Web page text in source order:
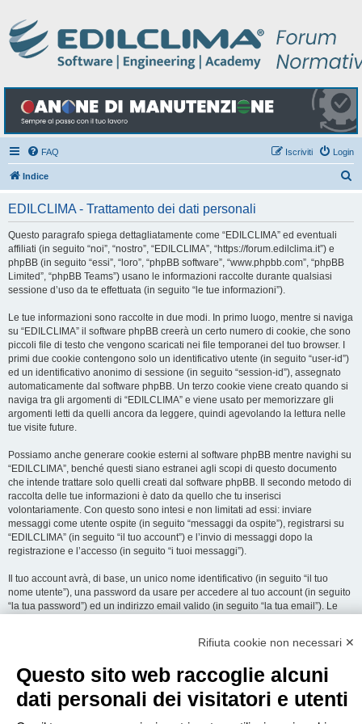
FAQ Login
Iscriviti
Indice
EDILCLIMA - Trattamento dei dati personali
Questo paragrafo spiega dettagliatamente come “EDILCLIMA” ed eventuali
affiliati (in seguito “noi”, “nostro”, “EDILCLIMA”, “https://forum.edilclima.it”) e
phpBB (in seguito “essi”, “loro”, “phpBB software”, “www.phpbb.com”, “phpBB
Limited”, “phpBB Teams”) usano le informazioni raccolte durante qualsiasi
sessione d’uso da te effettuata (in seguito “le tue informazioni”).
Le tue informazioni sono raccolte in due modi. In primo luogo, mentre si naviga
su “EDILCLIMA” il software phpBB creerà un certo numero di cookie, che sono
piccoli file di testo che vengono scaricati nei file temporanei del tuo browser. I
primi due cookie contengono solo un identificativo utente (in seguito “user-id”)
ed un identificativo anonimo di sessione (in seguito “session-id”), assegnato
automaticamente dal software phpBB. Un terzo cookie viene creato quando si
naviga tra gli argomenti di “EDILCLIMA” e viene usato per memorizzare gli
argomenti letti da quelli ancora da leggere, quindi agevolando la lettura nelle
tue visite future.
Possiamo anche generare cookie esterni al software phpBB mentre navighi su
“EDILCLIMA”, benché questi siano estranei agli scopi di questo documento
che intende trattare solo quelli creati dal software phpBB. Il secondo metodo di
raccolta delle tue informazioni è dato da quello che tu inserisci
volontariamente. Con questo sono intesi e non limitati ad essi: inviare
messaggi come utente ospite (in seguito “messaggi da ospite”), registrarsi su
“EDILCLIMA” (in seguito “il tuo account”) e l’invio di messaggi dopo la
registrazione e l’accesso (in seguito “i tuoi messaggi”).
Il tuo account avrà, di base, un unico nome identificativo (in seguito “il tuo
nome utente”), una password da usare per accedere al tuo account (in seguito
“la tua password”) ed un indirizzo email valido (in seguito “la tua email”). Le
alle informazioni di nome utente, password ed indirizzo email richiesti durante
obbligatoria o opzionale, è a totale discrezione di “EDILCLIMA”. In tutti i casi,
hai la possibilità di selezionare quali delle informazioni che hai fornito possano
essere rese pubbliche. All’interno del tuo account, hai facoltà di opt-in o opt-out
Rifiuta cookie non necessari ✕
Questo sito web raccoglie alcuni
dati personali dei visitatori e utenti